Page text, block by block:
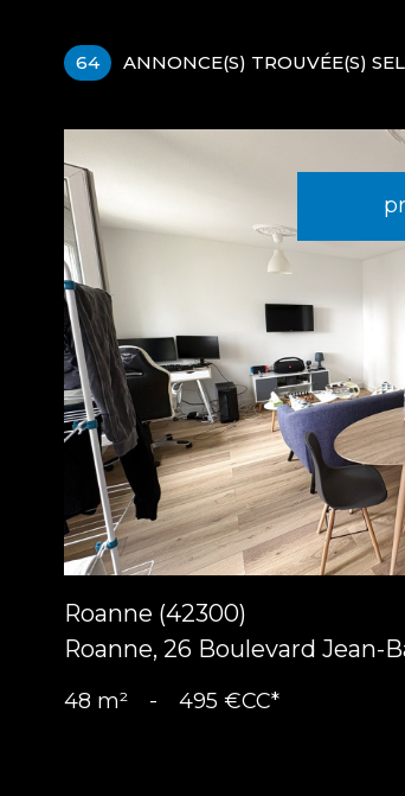
64 ANNONCE(S) TROUVÉE(S)
Roanne (42300)
Roanne, 26 Boulevard Jean-
48 m² - 495 €CC*